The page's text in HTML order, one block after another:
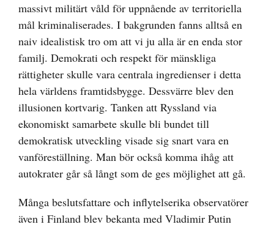
massivt militärt våld för uppnående av territoriella
mål kriminaliserades. I bakgrunden fanns alltså en
naiv idealistisk tro om att vi ju alla är en enda stor
familj. Demokrati och respekt för mänskliga
rättigheter skulle vara centrala ingredienser i detta
hela världens framtidsbygge. Dessvärre blev den
illusionen kortvarig. Tanken att Ryssland via
ekonomiskt samarbete skulle bli bundet till
demokratisk utveckling visade sig snart vara en
vanföreställning. Man bör också komma ihåg att
autokrater går så långt som de ges möjlighet att gå.
Många beslutsfattare och inflytelserika observatörer
även i Finland blev bekanta med Vladimir Putin